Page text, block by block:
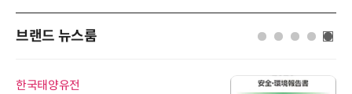
브랜드 뉴스룸
한국태양유전